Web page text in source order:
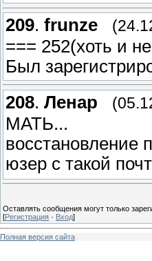
209. frunze
=== 252(хоть и
Был
208. Ленар
МАТЬ...
восстановление
юзер с такой
Оставлять сообщения могут только
[Регистрация · Вход]
Полная версия сайта